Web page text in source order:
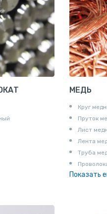
Т
Пруток
Полоса
Пруток
МЕДЬ
Круг
Пруток
Лист
Лента
Труба
Показать